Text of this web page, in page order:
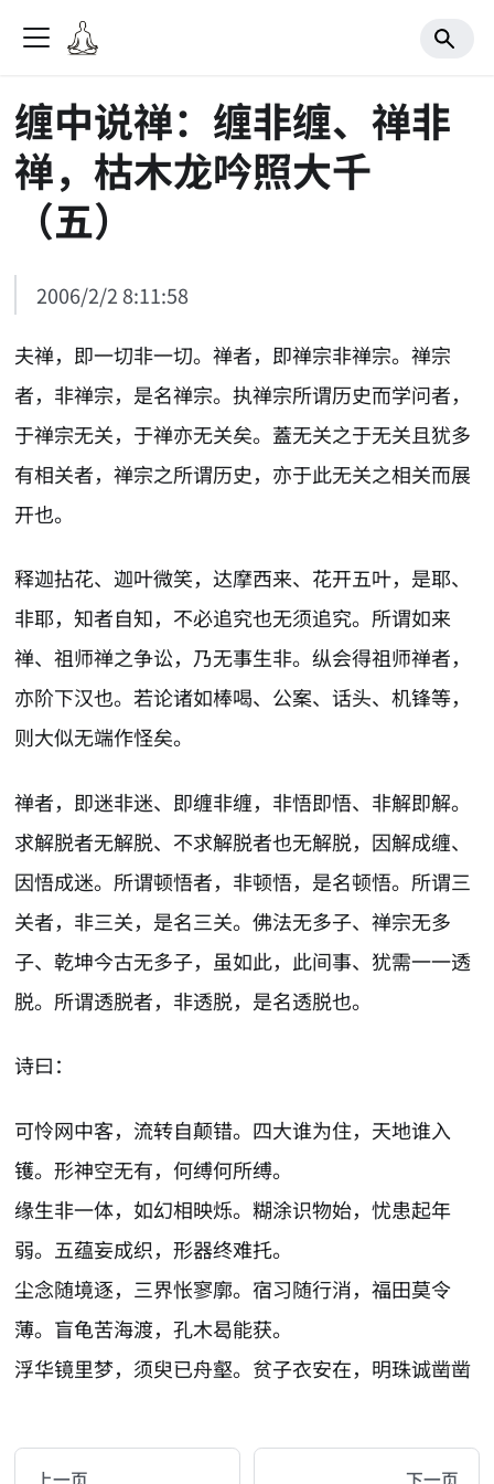
缠中说禅：缠非缠、禅非
禅，枯木龙吟照大千
（五）
2006/2/2 8:11:58
夫禅，即一切非一切。禅者，即禅宗非禅宗。禅宗
者，非禅宗，是名禅宗。执禅宗所谓历史而学问者，
于禅宗无关，于禅亦无关矣。蓋无关之于无关且犹多
有相关者，禅宗之所谓历史，亦于此无关之相关而展
开也。
释迦拈花、迦叶微笑，达摩西来、花开五叶，是耶、
非耶，知者自知，不必追究也无须追究。所谓如来
禅、祖师禅之争讼，乃无事生非。纵会得祖师禅者，
亦阶下汉也。若论诸如棒喝、公案、话头、机锋等，
则大似无端作怪矣。
禅者，即迷非迷、即缠非缠，非悟即悟、非解即解。
求解脱者无解脱、不求解脱者也无解脱，因解成缠、
因悟成迷。所谓顿悟者，非顿悟，是名顿悟。所谓三
关者，非三关，是名三关。佛法无多子、禅宗无多
子、乾坤今古无多子，虽如此，此间事、犹需一一透
脱。所谓透脱者，非透脱，是名透脱也。
诗曰：
可怜网中客，流转自颠错。四大谁为住，天地谁入
镬。形神空无有，何缚何所缚。
缘生非一体，如幻相映烁。糊涂识物始，忧患起年
弱。五蕴妄成织，形器终难托。
尘念随境逐，三界怅寥廓。宿习随行消，福田莫令
薄。盲龟苦海渡，孔木曷能获。
浮华镜里梦，须臾已舟壑。贫子衣安在，明珠诚凿凿
You are reading a page from chzhshch.blog, a
上一页 下一页